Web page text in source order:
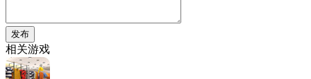
发布
相关游戏